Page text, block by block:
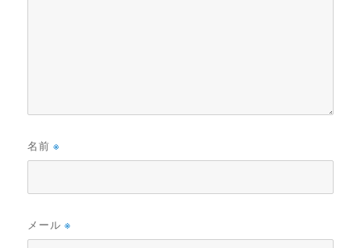
名前※
メール※